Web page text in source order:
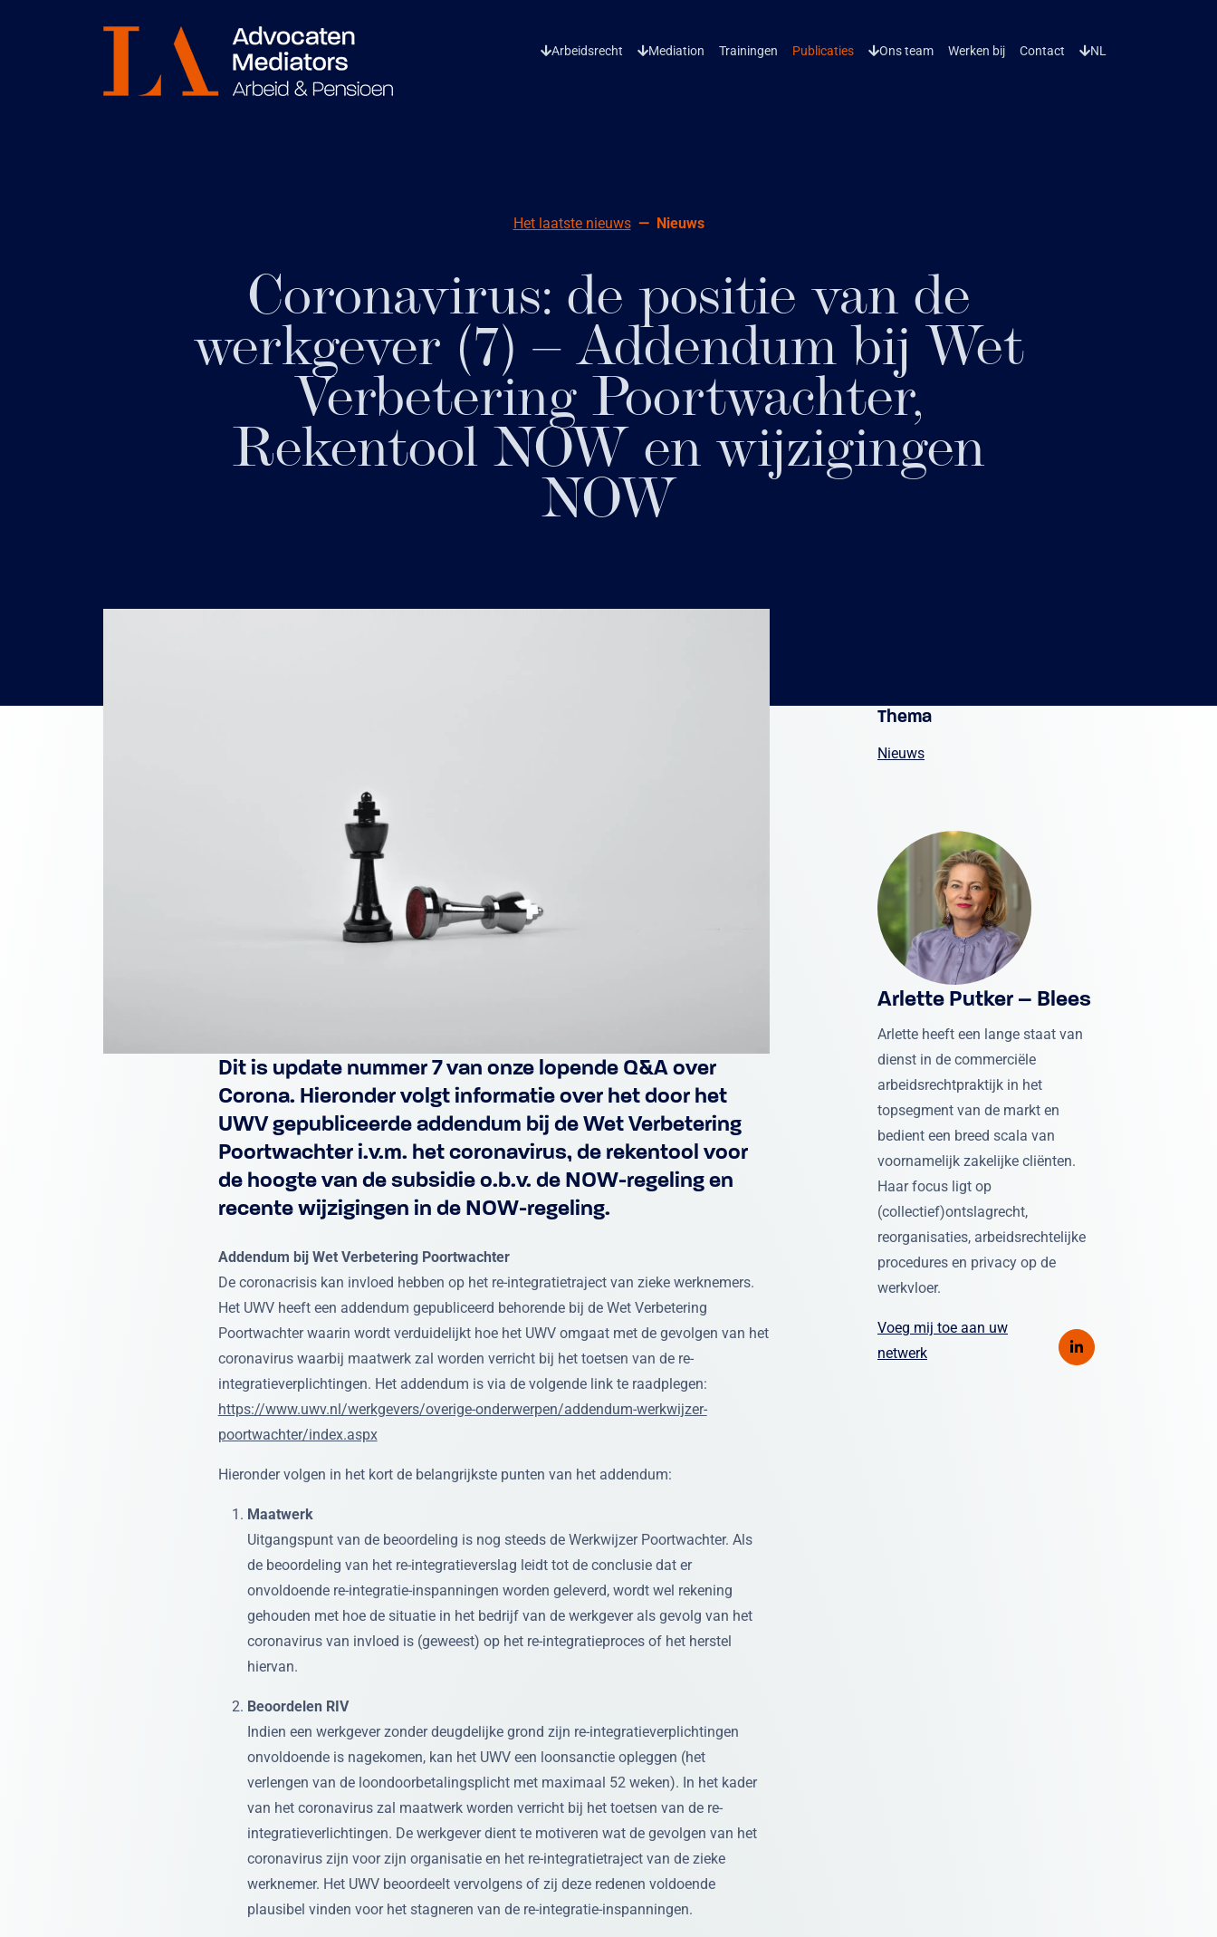
Arbeidsrecht Mediation Trainingen Publicaties Ons team Werken bij Contact NL
Het laatste nieuws Nieuws
Coronavirus: de positie van de
werkgever (7) – Addendum bij Wet
Verbetering Poortwachter,
Rekentool NOW en wijzigingen
NOW
Dit is update nummer 7 van onze lopende Q&A over
Corona. Hieronder volgt informatie over het door het
UWV gepubliceerde addendum bij de Wet Verbetering
Poortwachter i.v.m. het coronavirus, de rekentool voor
de hoogte van de subsidie o.b.v. de NOW-regeling en
recente wijzigingen in de NOW-regeling.
Addendum bij Wet Verbetering Poortwachter
De coronacrisis kan invloed hebben op het re-integratietraject van zieke werknemers.
Het UWV heeft een addendum gepubliceerd behorende bij de Wet Verbetering
Poortwachter waarin wordt verduidelijkt hoe het UWV omgaat met de gevolgen van het
coronavirus waarbij maatwerk zal worden verricht bij het toetsen van de re-
integratieverplichtingen. Het addendum is via de volgende link te raadplegen:
https://www.uwv.nl/werkgevers/overige-onderwerpen/addendum-werkwijzer-
poortwachter/index.aspx
Hieronder volgen in het kort de belangrijkste punten van het addendum:
Maatwerk
Uitgangspunt van de beoordeling is nog steeds de Werkwijzer Poortwachter. Als
de beoordeling van het re-integratieverslag leidt tot de conclusie dat er
onvoldoende re-integratie-inspanningen worden geleverd, wordt wel rekening
gehouden met hoe de situatie in het bedrijf van de werkgever als gevolg van het
coronavirus van invloed is (geweest) op het re-integratieproces of het herstel
hiervan.
Beoordelen RIV
Indien een werkgever zonder deugdelijke grond zijn re-integratieverplichtingen
onvoldoende is nagekomen, kan het UWV een loonsanctie opleggen (het
verlengen van de loondoorbetalingsplicht met maximaal 52 weken). In het kader
van het coronavirus zal maatwerk worden verricht bij het toetsen van de re-
integratieverlichtingen. De werkgever dient te motiveren wat de gevolgen van het
coronavirus zijn voor zijn organisatie en het re-integratietraject van de zieke
werknemer. Het UWV beoordeelt vervolgens of zij deze redenen voldoende
plausibel vinden voor het stagneren van de re-integratie-inspanningen.
Thema
Nieuws
Arlette Putker – Blees
Arlette heeft een lange staat van
dienst in de commerciële
arbeidsrechtpraktijk in het
topsegment van de markt en
bedient een breed scala van
voornamelijk zakelijke cliënten.
Haar focus ligt op
(collectief)ontslagrecht,
reorganisaties, arbeidsrechtelijke
procedures en privacy op de
werkvloer.
Voeg mij toe aan uw
netwerk